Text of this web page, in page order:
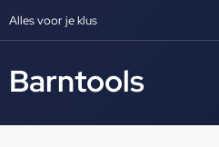
Alles voor je klus
Barntools